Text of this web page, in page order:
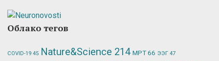
Облако тегов
COVID-19 45 Nature&Science 214 МРТ66 ЭЭГ 47